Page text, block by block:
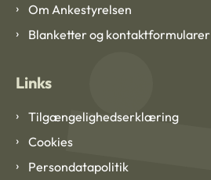
Om Ankestyrelsen
Blanketter og kontaktformularer
Links
Tilgængelighedserklæring
Cookies
Persondatapolitik